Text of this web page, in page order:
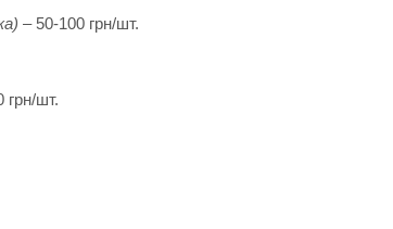
– 50-100 грн/шт.
грн/шт.